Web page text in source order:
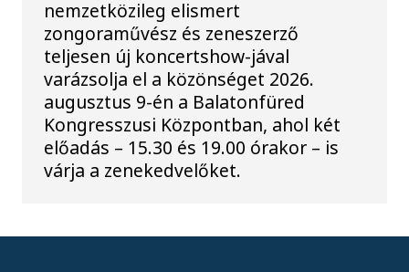
nemzetközileg elismert
zongoraművész és zeneszerző
teljesen új koncertshow-jával
varázsolja el a közönséget 2026.
augusztus 9-én a Balatonfüred
Kongresszusi Központban, ahol két
előadás – 15.30 és 19.00 órakor – is
várja a zenekedvelőket.